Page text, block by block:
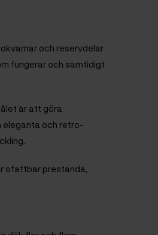
och reservdelar
fungerar och samtidigt
är att göra
eleganta och retro-
ofattbar prestanda,